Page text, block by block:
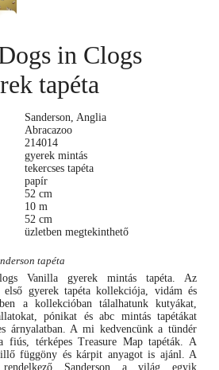
in Clogs
tapéta
Sanderson, Anglia
Abracazoo
214014
gyerek mintás
tekercses tapéta
papír
52 cm
10 m
52 cm
üzletben megtekinthető
tapéta
Vanilla gyerek mintás tapéta. Az
első gyerek tapéta kollekciója, vidám és
a kollekcióban tálalhatunk kutyákat,
pónikat és abc mintás tapétákat
árnyalatban. A mi kedvencünk a tündér
fiús, térképes Treasure Map tapéták. A
illő függöny és kárpit anyagot is ajánl. A
rendelkező Sanderson a világ egyik